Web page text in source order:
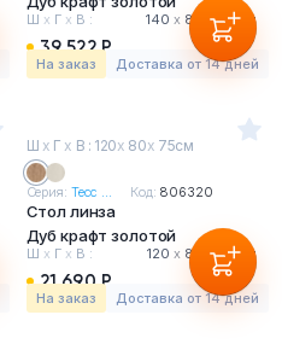
Ш х Г х В : 140 х 80 х75 см
39 522 Р
На заказ Доставка от 14 дней
Ш х Г х В : 120х 80х 75см
Серия: Тесс ... Код: 806320
Стол линза
Дуб крафт золотой
Ш х Г х В : 120 х 80 х75 см
21 690 Р
На заказ Доставка от 14 дней